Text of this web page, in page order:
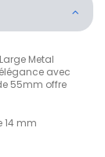
Metal
avec
55mm offre
14 mm